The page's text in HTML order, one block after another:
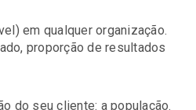
em qualquer organização.
proporção de resultados
do seu cliente: a população.